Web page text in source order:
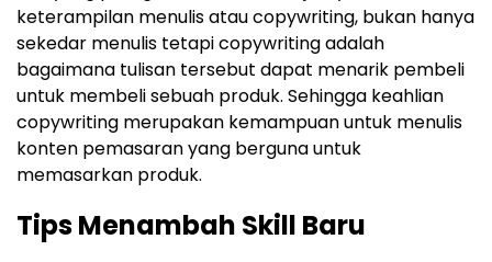
keterampilan menulis atau copywriting, bukan hanya
sekedar menulis tetapi copywriting adalah
bagaimana tulisan tersebut dapat menarik pembeli
untuk membeli sebuah produk. Sehingga keahlian
copywriting merupakan kemampuan untuk menulis
konten pemasaran yang berguna untuk
memasarkan produk.
Tips Menambah Skill Baru